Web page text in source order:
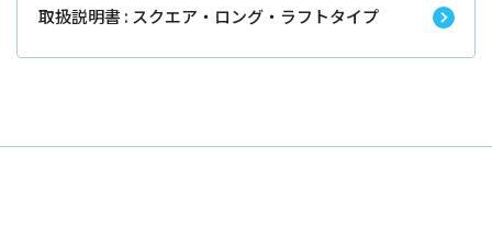
取扱説明書 : スクエア・ロング・ラフトタイプ